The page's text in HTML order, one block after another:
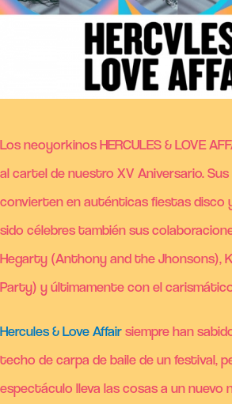
Los neoyorkinos HERCULES & LOVE
al cartel de nuestro XV Aniversario.
convierten en auténticas fiestas disco
sido célebres también sus
Hegarty (Anthony and the Jhonsons),
Party) y últimamente con el
Hercules & Love Affairsiempre han
techo de carpa de baile de un festival,
espectáculo lleva las cosas a un nuevo